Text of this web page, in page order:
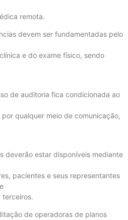
remota.
devem ser fundamentadas pelo
e do exame físico, sendo
de auditoria fica condicionada ao
qualquer meio de comunicação,
deverão estar disponíveis mediante
pacientes e seus representantes
terceiros.
de operadoras de planos